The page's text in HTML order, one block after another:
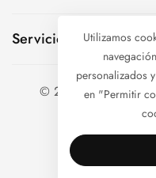
Servicio Cliente
© 2022 R&S Marcas
Utilizamos
personalizados
en "Permitir